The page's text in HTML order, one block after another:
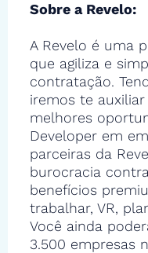
Sobre a Revelo:
A Revelo é uma
que agiliza e
contratação.
iremos te
melhores
Developer em
parceiras da
burocracia
benefícios
trabalhar, VR,
Você ainda
3.500 empresas